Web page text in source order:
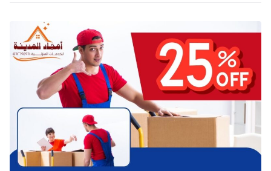
نقل
بالمدينة
المنورة
|
0562694961
|